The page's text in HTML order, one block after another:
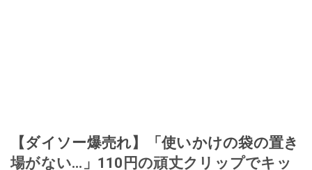
【ダイソー爆売れ】「使いかけの袋の置き
場がない…」110円の頑丈クリップでキッ